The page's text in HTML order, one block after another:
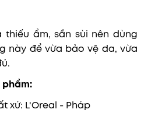
ẩm, sần sùi nên dùng
này để vừa bảo vệ da, vừa
phẩm:
xứ: L'Oreal - Pháp